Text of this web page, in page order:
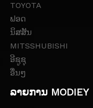
TOYOTA
ຟອດ
ນິສສັນ
MITSSHUBISHI
ອີຊູຊຸ
ອື່ນໆ
ລາຍການ MODIEY